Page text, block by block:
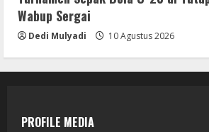
Wabup Sergai
Dedi Mulyadi 10 Agustus 2026
PROFILE MEDIA